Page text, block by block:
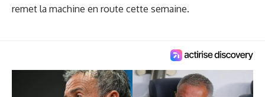
remet la machine en route cette semaine.